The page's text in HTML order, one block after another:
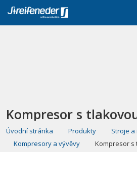
Kompresor s
Úvodní stránka Produkty
Stroje
Kompresory a vývěvy
Kompresor